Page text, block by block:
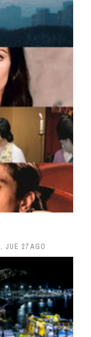
, JUE 27 AGO